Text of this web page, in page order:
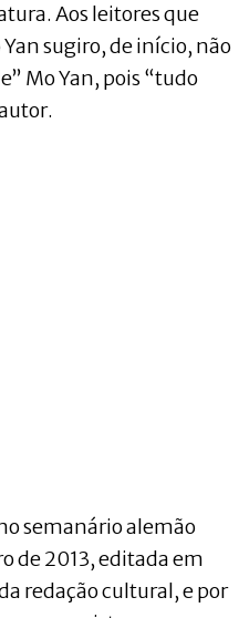
Aos leitores que
sugiro, de início, não
Mo Yan, pois “tudo
semanário alemão
de 2013, editada em
redação cultural, e por